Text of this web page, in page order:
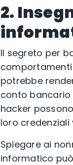
2.
Il segreto per
comportamenti
potrebbe
conto bancario
hacker
loro credenziali
Spiegare ai
informatico